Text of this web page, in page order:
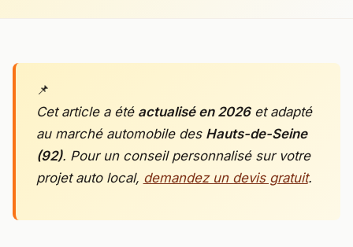
Cet article a été actualisé en 2026et adapté
au marché automobile des Hauts-de-Seine
(92). Pour un conseil personnalisé sur votre
projet auto local, demandez un devis gratuit.